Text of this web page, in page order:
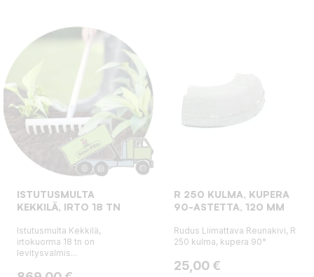
ISTUTUSMULTA
KEKKILÄ, IRTO 18 TN
Istutusmulta Kekkilä,
irtokuorma 18 tn on
levitysvalmis...
R 250 KULMA, KUPERA
90-ASTETTA, 120 MM
Rudus Liimattava Reunakivi, R
250 kulma, kupera 90°
Hinta
25,00 €